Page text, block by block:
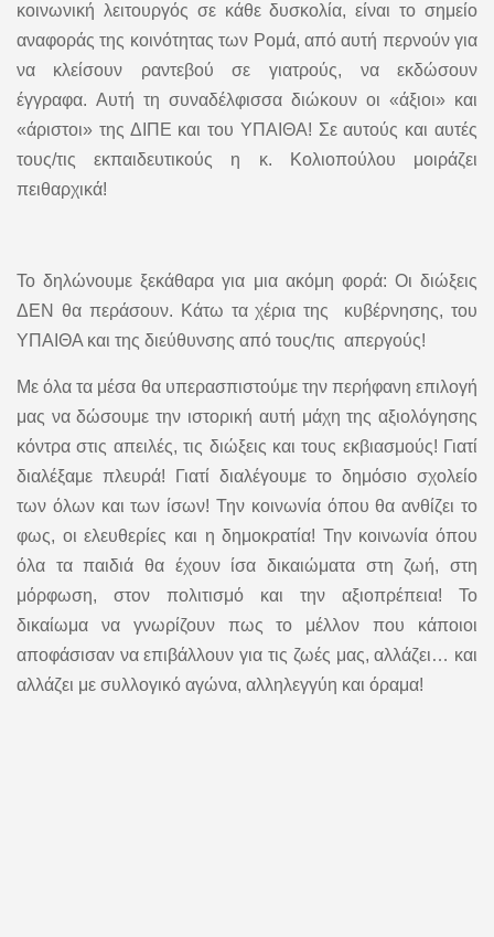
κοινωνική λειτουργός σε κάθε δυσκολία, είναι το σημείο
αναφοράς της κοινότητας των Ρομά, από αυτή περνούν για
να κλείσουν ραντεβού σε γιατρούς, να εκδώσουν
έγγραφα. Αυτή τη συναδέλφισσα διώκουν οι «άξιοι» και
«άριστοι» της ΔΙΠΕ και του ΥΠΑΙΘΑ! Σε αυτούς και αυτές
τους/τις εκπαιδευτικούς η κ. Κολιοπούλου μοιράζει
πειθαρχικά!
Το δηλώνουμε ξεκάθαρα για μια ακόμη φορά: Οι διώξεις
ΔΕΝ θα περάσουν. Κάτω τα χέρια της κυβέρνησης, του
ΥΠΑΙΘΑ και της διεύθυνσης από τους/τις απεργούς!
Με όλα τα μέσα θα υπερασπιστούμε την περήφανη επιλογή
μας να δώσουμε την ιστορική αυτή μάχη της αξιολόγησης
κόντρα στις απειλές, τις διώξεις και τους εκβιασμούς! Γιατί
διαλέξαμε πλευρά! Γιατί διαλέγουμε το δημόσιο σχολείο
των όλων και των ίσων! Την κοινωνία όπου θα ανθίζει το
φως, οι ελευθερίες και η δημοκρατία! Την κοινωνία όπου
όλα τα παιδιά θα έχουν ίσα δικαιώματα στη ζωή, στη
μόρφωση, στον πολιτισμό και την αξιοπρέπεια! Το
δικαίωμα να γνωρίζουν πως το μέλλον που κάποιοι
αποφάσισαν να επιβάλλουν για τις ζωές μας, αλλάζει… και
αλλάζει με συλλογικό αγώνα, αλληλεγγύη και όραμα!